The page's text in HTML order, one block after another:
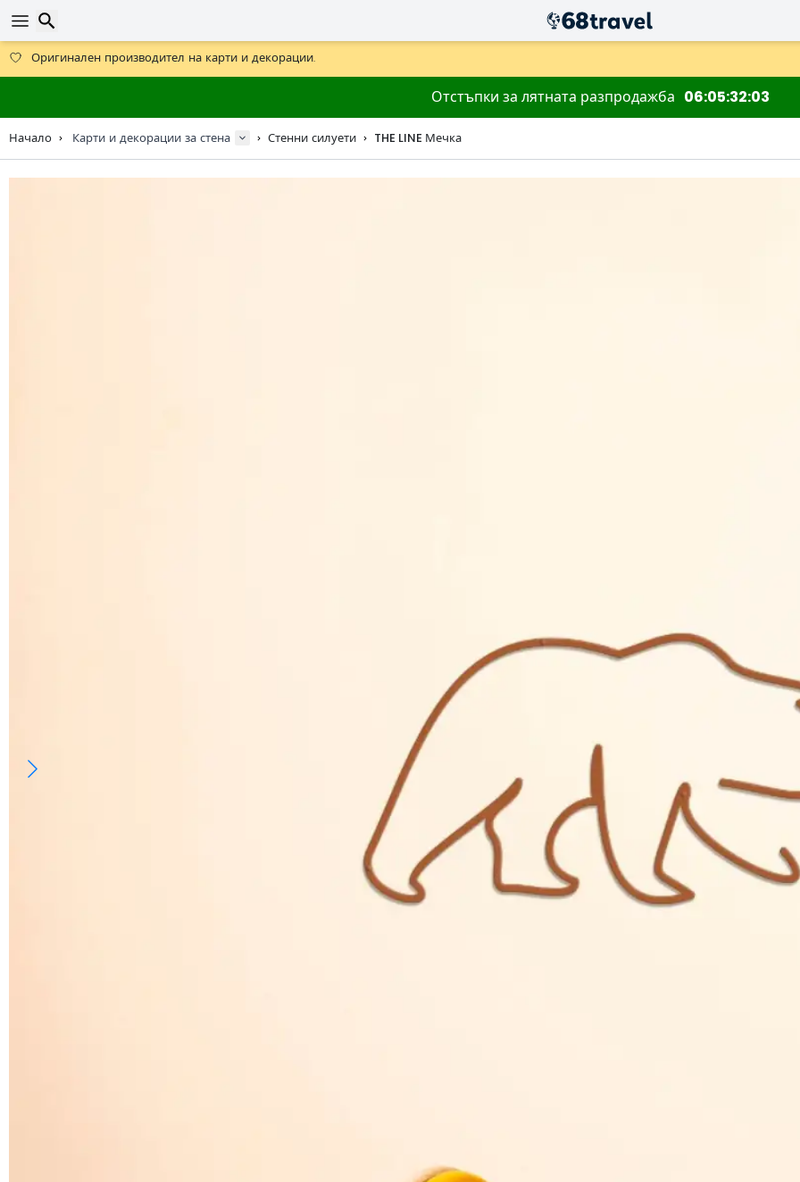
Получете безплатна доставка при поръчки над 59 €.
Предлага се и DHL Express за една нощ.
Отстъпки за лятната разпродажба 06053202
Начало Карти и декорации за стена Стенни силуети THE LINE Мечка